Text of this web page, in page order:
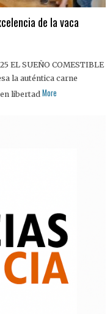
de la vaca
EL SUEÑO COMESTIBLE
la auténtica carne
libertad More